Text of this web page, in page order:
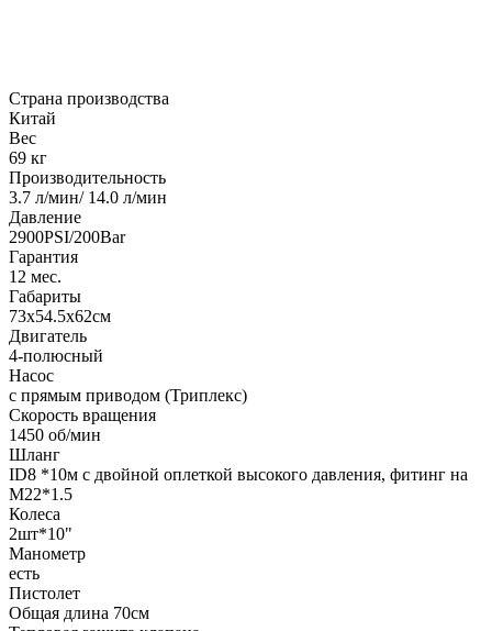
Страна производства
Китай
Вес
69 кг
Производительность
3.7 л/мин/ 14.0 л/мин
Давление
2900PSI/200Bar
Гарантия
12 мес.
Габариты
73х54.5х62см
Двигатель
4-полюсный
Насос
с прямым приводом (Триплекс)
Скорость вращения
1450 об/мин
Шланг
ID8 *10м с двойной оплеткой высокого давления, фитинг на
М22*1.5
Колеса
2шт*10"
Манометр
есть
Пистолет
Общая длина 70см